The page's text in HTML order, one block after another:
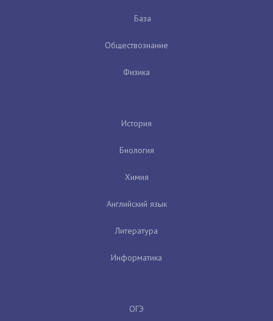
База
Обществознание
Физика
История
Биология
Химия
Английский язык
Литература
Информатика
ОГЭ